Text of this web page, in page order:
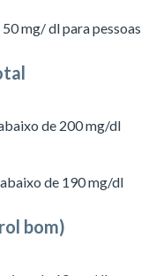
mg/ dl para
de 200 mg/dl
de 190 mg/dl
bom)